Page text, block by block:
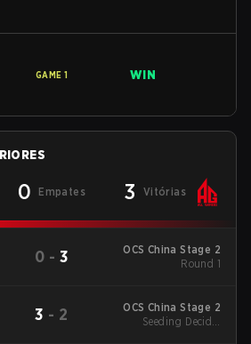
GAME 1 WIN
0 Empates 3 Vitórias
0 - 3
OCS China Stage 2
Round 1
3 - 2
OCS China Stage 2
Seeding Decider